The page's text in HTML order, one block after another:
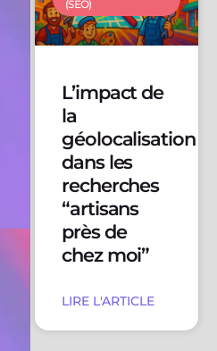
(SEO)
L’impact de
la
géolocalisation
dans les
recherches
“artisans
près de
chez moi”
LIRE L'ARTICLE